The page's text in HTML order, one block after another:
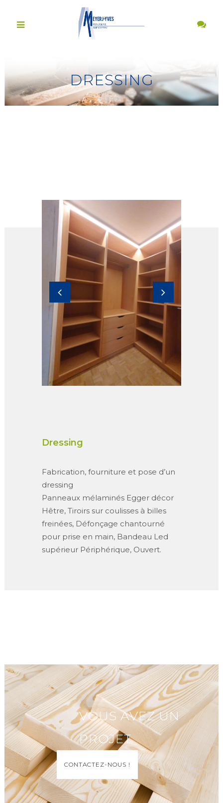
DRESSING
Dressing
Fabrication, fourniture et pose d’un
dressing
Panneaux mélaminés Egger décor
Hêtre, Tiroirs sur coulisses à billes
freinées, Défonçage chantourné
pour prise en main, Bandeau Led
supérieur Périphérique, Ouvert.
VOUS AVEZ UN
PROJET
CONTACTEZ-NOUS !